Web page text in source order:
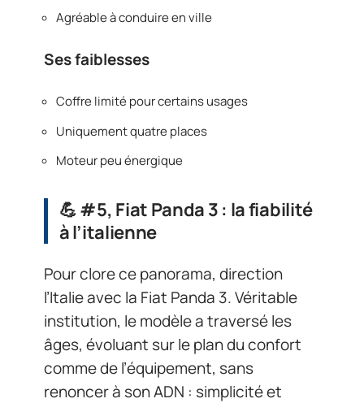
Agréable à conduire en ville
Ses faiblesses
Coffre limité pour certains usages
Uniquement quatre places
Moteur peu énergique
💪 #5, Fiat Panda 3 : la fiabilité
à l’italienne
Pour clore ce panorama, direction
l’Italie avec la Fiat Panda 3. Véritable
institution, le modèle a traversé les
âges, évoluant sur le plan du confort
comme de l’équipement, sans
renoncer à son ADN : simplicité et